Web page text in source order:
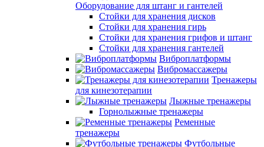
Оборудование для штанг и гантелей
Стойки для хранения дисков
Стойки для хранения гирь
Стойки для хранения грифов и штанг
Стойки для хранения гантелей
Виброплатформы
Вибромассажеры
Тренажеры
для кинезотерапии
Лыжные тренажеры
Горнолыжные тренажеры
Ременные
тренажеры
Футбольные